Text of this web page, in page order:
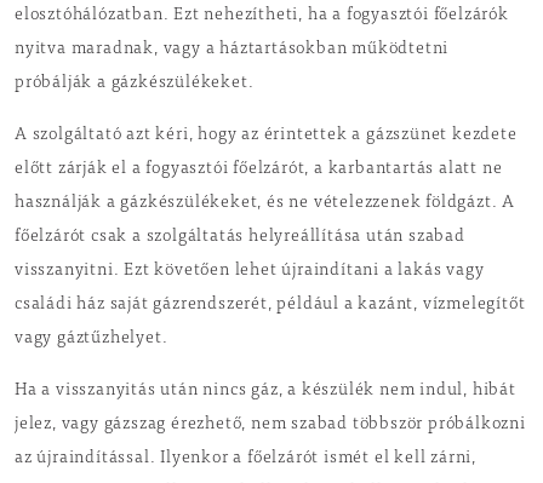
elosztóhálózatban. Ezt nehezítheti, ha a fogyasztói főelzárók
nyitva maradnak, vagy a háztartásokban működtetni
próbálják a gázkészülékeket.
A szolgáltató azt kéri, hogy az érintettek a gázszünet kezdete
előtt zárják el a fogyasztói főelzárót, a karbantartás alatt ne
használják a gázkészülékeket, és ne vételezzenek földgázt. A
főelzárót csak a szolgáltatás helyreállítása után szabad
visszanyitni. Ezt követően lehet újraindítani a lakás vagy
családi ház saját gázrendszerét, például a kazánt, vízmelegítőt
vagy gáztűzhelyet.
Ha a visszanyitás után nincs gáz, a készülék nem indul, hibát
jelez, vagy gázszag érezhető, nem szabad többször próbálkozni
az újraindítással. Ilyenkor a főelzárót ismét el kell zárni,